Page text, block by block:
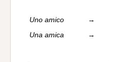
Uno amico →
Una amica
→